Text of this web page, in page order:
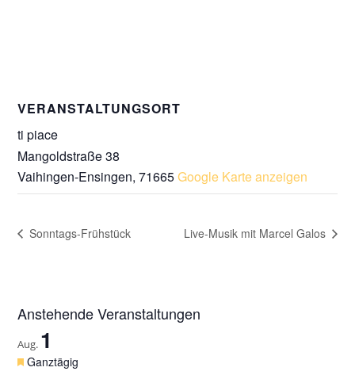
VERANSTALTUNGSORT
ti piace
Mangoldstraße 38
Vaihingen-Ensingen, 71665Google Karte anzeigen
Sonntags-Frühstück Live-Musik mit Marcel Galos
Anstehende Veranstaltungen
Aug. 1
H
Ganztägig